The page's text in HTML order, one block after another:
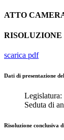
ATTO
scarica pdf
Dati di presentazione
Legislatura:
Seduta di
Risoluzione conclusiva